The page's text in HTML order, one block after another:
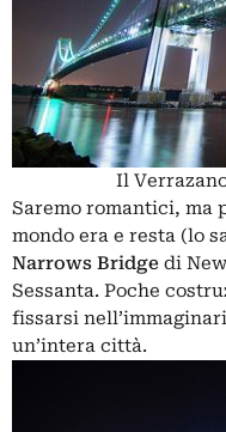
Il
Saremo romantici, ma
mondo era e resta (lo
Narrows Bridge di
Sessanta. Poche
fissarsi
un’intera città.